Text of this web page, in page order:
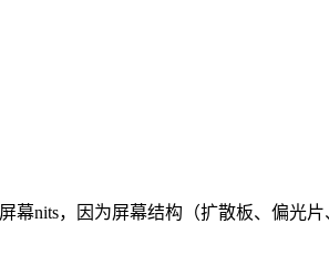
nits，因为屏幕结构（扩散板、偏光